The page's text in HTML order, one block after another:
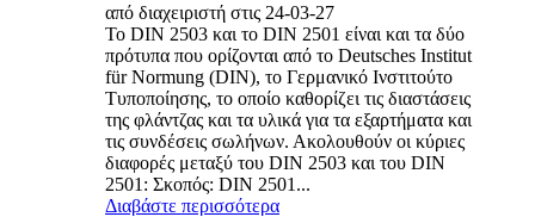
από διαχειριστή στις 24-03-27
Το DIN 2503 και το DIN 2501 είναι και τα δύο
πρότυπα που ορίζονται από το Deutsches Institut
für Normung (DIN), το Γερμανικό Ινστιτούτο
Τυποποίησης, το οποίο καθορίζει τις διαστάσεις
της φλάντζας και τα υλικά για τα εξαρτήματα και
τις συνδέσεις σωλήνων. Ακολουθούν οι κύριες
διαφορές μεταξύ του DIN 2503 και του DIN
2501: Σκοπός: DIN 2501...
Διαβάστε περισσότερα